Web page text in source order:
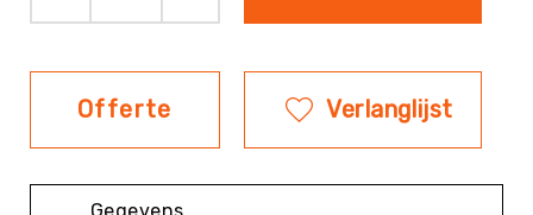
Evenementen
Sportvloeren
Floorball
Frisbee
Offerte Verlanglijst